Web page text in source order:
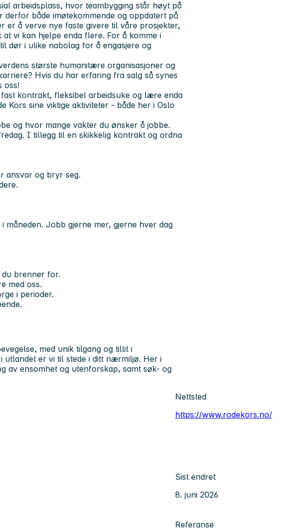
arbeidsplass, hvor teambygging står høyt på
både imøtekommende og oppdatert på
er å verve nye faste givere til våre prosjekter,
vi kan hjelpe enda flere. For å komme i
dør i ulike nabolag for å engasjere og
største humanitære organisasjoner og
Hvis du har erfaring fra salg så synes
oss!
kontrakt, fleksibel arbeidsuke og lære enda
Kors sine viktige aktiviteter - både her i Oslo
og hvor mange vakter du ønsker å jobbe.
I tillegg til en skikkelig kontrakt og ordna
ansvar og bryr seg.
måneden. Jobb gjerne mer, gjerne hver dag
du brenner for.
med oss.
i perioder.
med unik tilgang og tillit i
er vi til stede i ditt nærmiljø. Her i
av ensomhet og utenforskap, samt søk- og
Nettsted
https://www.rodekors.no/
Sist endret
8. juni 2026
Referanse